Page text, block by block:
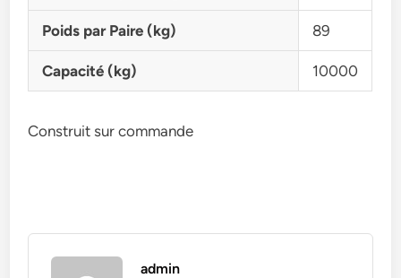
Poids par Paire (kg) 89
Capacité (kg) 10000
Construit sur commande
admin